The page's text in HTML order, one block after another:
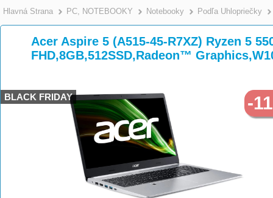
Hlavná Strana >
PC, NOTEBOOKY >
Notebooky >
Podľa Uhlopriečky
Acer Aspire 5 (A515-45-R7XZ) Ryzen 5
FHD,8GB,512SSD,Radeon™
BLACK FRIDAY -